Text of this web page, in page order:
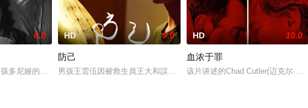
）、香奈惠（吉田羊 饰）三人侵入了社长奈津美（白石麻衣 饰）的豪宅。时间追溯
6.0
多尼娅的日子过得并不轻松，她曾为美军担任翻译，如今饱受失眠困扰。她独自居住在
HD 9.0
防己
男孩王雲伍因被救生員王大和誤會溺水而救起，兩具身體碰撞之時，
HD 10.0
血浓于罪
该片讲述的Chad Cutler(迈克尔·